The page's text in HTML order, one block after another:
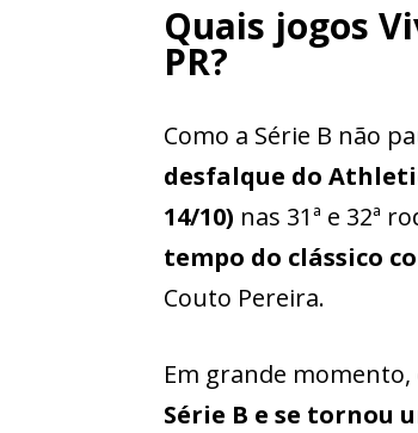
Quais jogos
PR?
Como a Série B não
desfalque do
14/10) nas 31ª e 32ª
tempo do clássico
Couto Pereira.
Em grande momento,
Série B e se tornou